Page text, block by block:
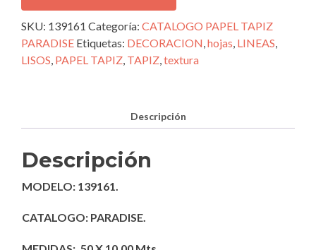
PARADISE;
139161
cantidad
SKU: 139161 Categoría: CATALOGO PAPEL TAPIZ
PARADISE Etiquetas: DECORACION,hojas, LINEAS,
LISOS, PAPEL TAPIZ, TAPIZ,textura
Descripción
Descripción
MODELO: 139161.
CATALOGO: PARADISE.